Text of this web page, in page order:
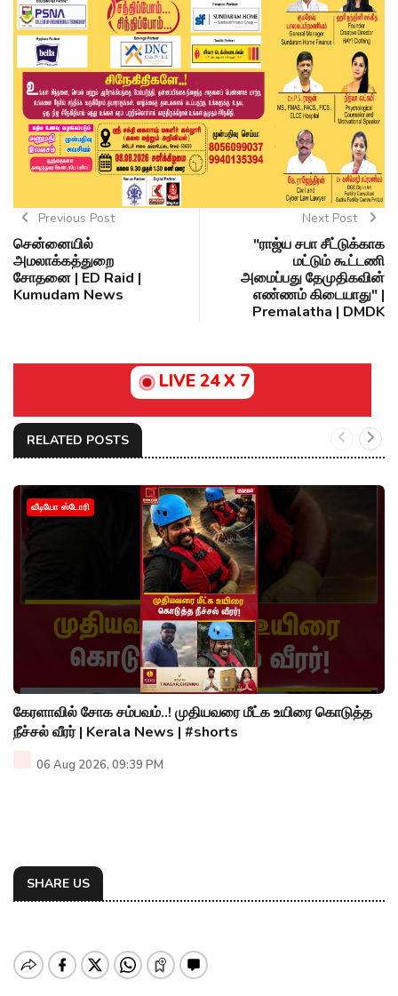
Previous Post
சென்னையில்
அமலாக்கத்துறை
சோதனை | ED Raid |
Kumudam News
Next Post
"ராஜ்ய சபா சீட்டுக்காக
மட்டும் கூட்டணி
அமைப்பது தேமுதிகவின்
எண்ணம் கிடையாது" |
Premalatha | DMDK
LIVE 24 X 7
RELATED POSTS
வீடியோ ஸ்டோரி
கேரளாவில் சோக சம்பவம்..! முதியவரை மீட்க உயிரை கொடுத்த
நீச்சல் வீரர் | Kerala News | #shorts
06 Aug 2026, 09:39 PM
SHARE US